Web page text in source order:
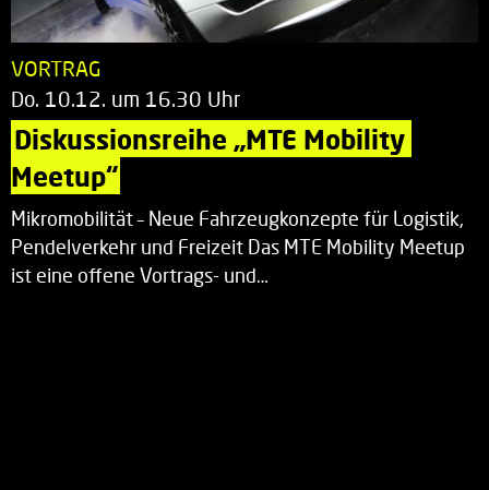
VORTRAG
Do. 10.12. um 16.30 Uhr
Diskussionsreihe „MTE Mobility
Meetup“
Mikromobilität – Neue Fahrzeugkonzepte für Logistik,
Pendelverkehr und Freizeit Das MTE Mobility Meetup
ist eine offene Vortrags- und…